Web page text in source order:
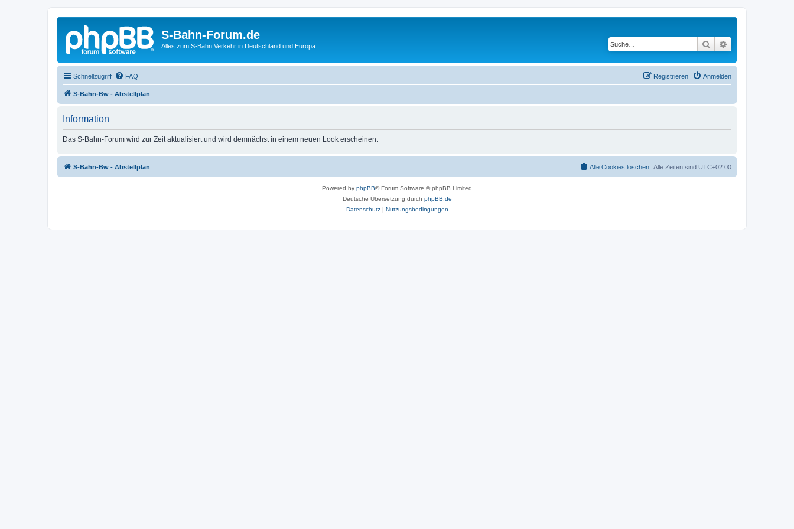
S-Bahn-Forum.de
Alles zum S-Bahn Verkehr in Deutschland und Europa Suche
Schnellzugriff FAQ Anmelden
Registrieren
S-Bahn-Bw - Abstellplan
Information
Das S-Bahn-Forum wird zur Zeit aktualisiert und wird demnächst in einem neuen Look erscheinen.
S-Bahn-Bw - Abstellplan Alle Zeiten sind UTC+02:00
Alle Cookies löschen
Powered by phpBB® Forum Software © phpBB Limited
Deutsche Übersetzung durch phpBB.de
Datenschutz| Nutzungsbedingungen